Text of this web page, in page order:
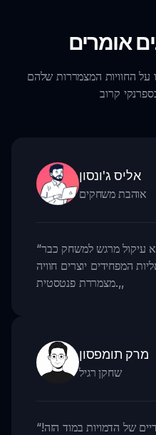
אומרים
על החוויות המצמררות שלהם
אליס ג'ונסון
אוהבת משחקים
“עיקול מרגש למשחק כבר
המפחידים יוצרים חוויה
מצמררת פנטסטית.,,
מרק תומפסון
שחקן רגיל
“של הדמויות במוד הזה!